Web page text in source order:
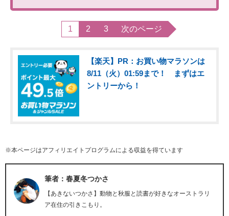
1 2 3 次のページ
【楽天】PR：お買い物マラソンは
8/11（火）01:59まで！ まずはエ
ントリーから！
※本ページはアフィリエイトプログラムによる収益を得ています
筆者：春夏冬つかさ
【あきないつかさ】動物と秋服と読書が好きなオーストラリ
ア在住の引きこもり。